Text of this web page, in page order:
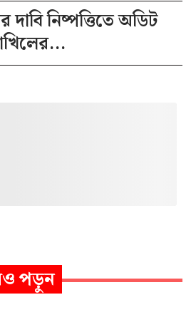
দাবি নিষ্পত্তিতে অডিট
পড়ুন